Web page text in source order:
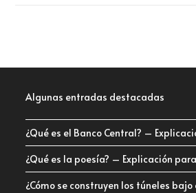
Algunas entradas destacadas
¿Qué es el Banco Central? –
¿Qué es la poesía? – Explicación
¿Cómo se construyen los túneles bajo